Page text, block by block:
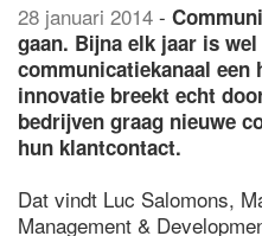
28 januari 2014 -
gaan. Bijna elk jaar is
communicatiekanaal een
innovatie breekt echt
bedrijven graag nieuwe
hun klantcontact.
Dat vindt Luc Salomons,
Management &